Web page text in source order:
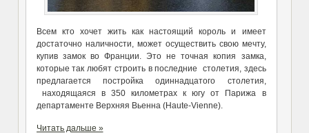
Всем кто хочет жить как настоящий король и имеет
достаточно наличности, может осуществить свою мечту,
купив замок во Франции. Это не точная копия замка,
которые так любят строить в последние столетия, здесь
предлагается постройка одиннадцатого столетия,
находящаяся в 350 километрах к югу от Парижа в
департаменте Верхняя Вьенна (Haute-Vienne).
Читать дальше »